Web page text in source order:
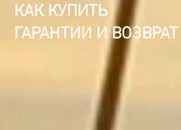
КАК КУПИТЬ
ГАРАНТИИ И ВОЗВРАТ